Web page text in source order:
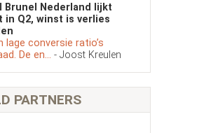
Brunel Nederland lijkt
in Q2, winst is verlies
lage conversie ratio’s
De en... - Joost Kreulen
PARTNERS